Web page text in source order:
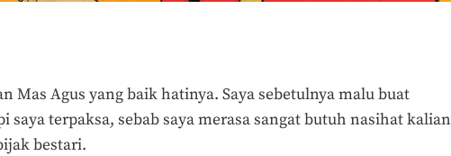
Mas Agus yang baik hatinya. Saya sebetulnya malu buat
saya terpaksa, sebab saya merasa sangat butuh nasihat kalian
bestari.